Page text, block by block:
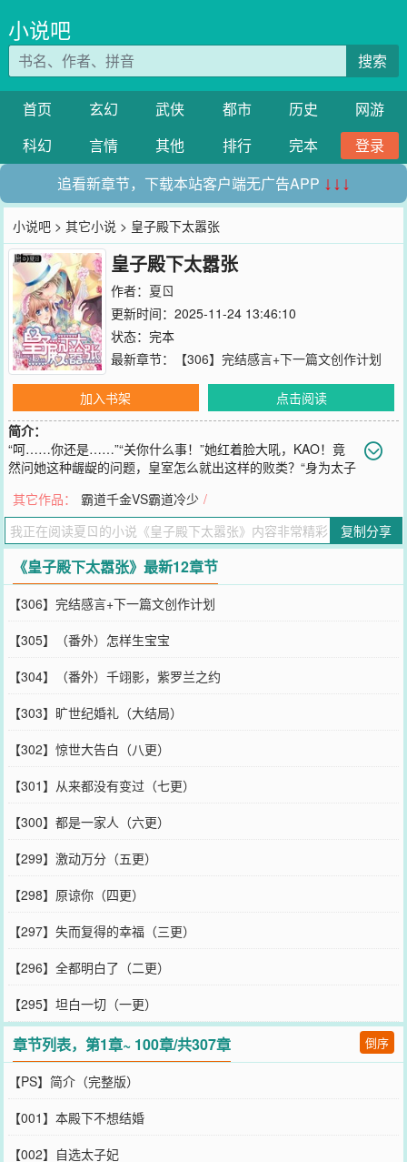
小说吧
搜索
首页 玄幻 武侠 都市 历史
网游
科幻
言情 其他 排行 完本
登录
追看新章节，下载本站客户端无广告APP ↓↓↓
小说吧 >其它小说 > 皇子殿下太嚣张
皇子殿下太嚣张
作者： 夏ㄖ
更新时间：2025-11-24 13:46:10
状态：完本
最新章节：
【306】完结感言+下一篇文创作计划
加入书架
点击阅读
简介：
“呵……你还是……”“关你什么事！”她红着脸大吼，KAO！竟
然问她这种龌龊的问题，皇室怎么就出这样的败类？“身为太子
是，你把我休了吧！”“这个问题，还是让本殿下亲身来验证一下好
了！”他冷笑一声，直接堵住那张咻咻不叠咻咻不喋的小嘴。丫的，你
拽什么拽啊，要知道现在可是君主立宪制，已经过了你们皇室一手遮
天的时代了！什么，逼婚？很好！你逼你的，
您要是觉得《 皇子殿下太嚣张 》还不错的话请不要忘记向您QQ群和微
博微信里的朋友推荐哦！
其它作品： 霸道千金VS霸道冷少 /
复制分享
《皇子殿下太嚣张》最新12章节
【306】完结感言+下一篇文创作计划
【305】（番外）怎样生宝宝
【304】（番外）千翊影，紫罗兰之约
【303】旷世纪婚礼（大结局）
【302】惊世大告白（八更）
【301】从来都没有变过（七更）
【300】都是一家人（六更）
【299】激动万分（五更）
【298】原谅你（四更）
【297】失而复得的幸福（三更）
【296】全都明白了（二更）
【295】坦白一切（一更）
章节列表，第1章~ 100章/共307章 倒序
【PS】简介（完整版）
【001】本殿下不想结婚
【002】自选太子妃